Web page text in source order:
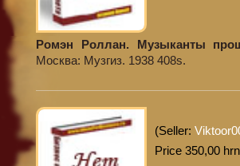
Ромэн Роллан. Музыканты
Москва: Музгиз. 1938 408s.
(Seller:
Price 350,00